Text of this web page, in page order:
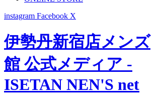
instagram Facebook X
伊勢丹新宿店メンズ
館 公式メディア -
ISETAN NEN'S net